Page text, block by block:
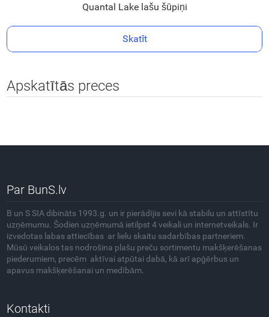
Quantal Lake lašu šūpiņi
Skatīt
Apskatītās preces
Par BunS.lv
B un S SIA dibināts 1993.g. un ir pierādījis sevi kā stabilu un attīstītu
uzņēmumu. Šodien uzņēmumā ietilpst 4 veikali un internetveikals. Ir
izvedotas labas attiecības ar lielu skaitu sadarbības partneriem.
Mūsū veikalos tas nodrošina plašu preču sortimentu makšķerēšanas
piederumiem, precēm aktīvai atpūtai dabā, kā arī apģērbus un
apavus makšķerēšanai un medībām.
Kontakti